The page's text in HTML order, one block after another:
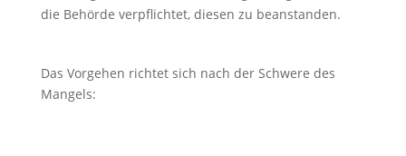
die Behörde verpflichtet, diesen zu beanstanden.
Das Vorgehen richtet sich nach der Schwere des
Mangels: